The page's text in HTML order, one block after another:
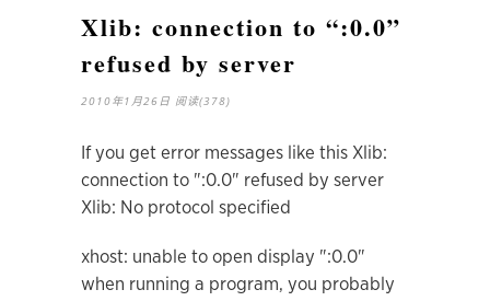
Xlib: connection to “:0.0”
refused by server
2010年1月26日 阅读(378)
If you get error messages like this Xlib:
connection to ":0.0" refused by server
Xlib: No protocol specified
xhost: unable to open display ":0.0"
when running a program, you probably